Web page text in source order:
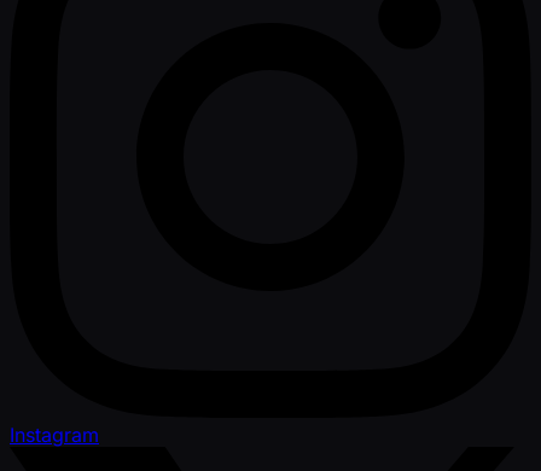
Instagram